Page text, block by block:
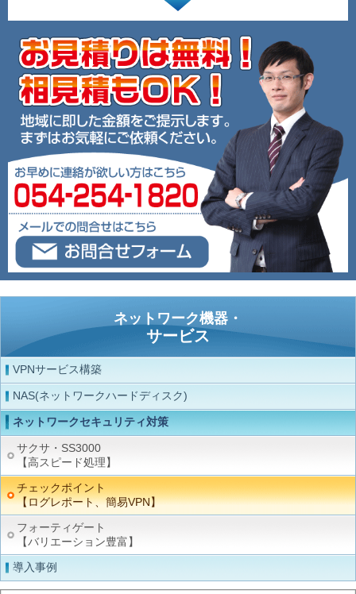
ネットワーク機器・
サービス
VPNサービス構築
NAS(ネットワークハードディスク)
ネットワークセキュリティ対策
サクサ・SS3000
【高スピード処理】
チェックポイント
【ログレポート、簡易VPN】
フォーティゲート
【バリエーション豊富】
導入事例